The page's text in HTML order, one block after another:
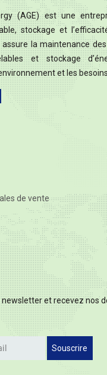
(AGE) est une
stockage et
la maintenance
et stockage
et les
de vente
et recevez nos
Souscrire